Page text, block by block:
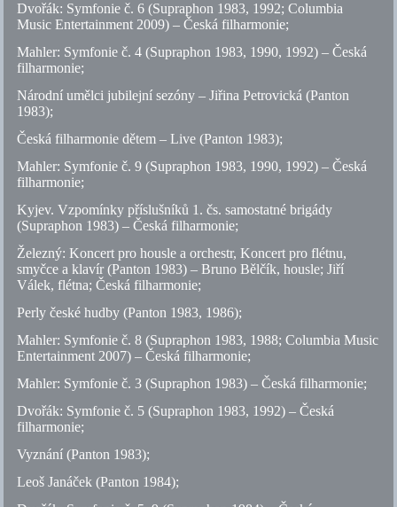
Dvořák: Symfonieč. 6 (Supraphon 1983, 1992; Columbia
Music Entertainment 2009) – Česká filharmonie;
Mahler: Symfonieč. 4 (Supraphon 1983, 1990, 1992) – Česká
filharmonie;
Národní umělci jubilejní sezóny – Jiřina Petrovická (Panton
1983);
Česká filharmonie dětem – Live (Panton 1983);
Mahler: Symfonieč. 9 (Supraphon 1983, 1990, 1992) – Česká
filharmonie;
Kyjev. Vzpomínky příslušníků 1. čs. samostatné brigády
(Supraphon 1983) – Česká filharmonie;
Železný: Koncert pro housle a orchestr, Koncert pro flétnu,
smyčce a klavír (Panton 1983) – Bruno Bělčík, housle; Jiří
Válek, flétna; Česká filharmonie;
Perly české hudby (Panton 1983, 1986);
Mahler: Symfonieč. 8 (Supraphon 1983, 1988; Columbia Music
Entertainment 2007) – Česká filharmonie;
Mahler: Symfonieč. 3 (Supraphon 1983) – Česká filharmonie;
Dvořák: Symfonieč. 5 (Supraphon 1983, 1992) – Česká
filharmonie;
Vyznání (Panton 1983);
Leoš Janáček (Panton 1984);